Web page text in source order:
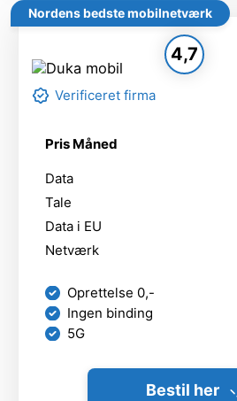
Nordens bedste mobilnetværk
4,7
Verificeret firma
Pris Måned
Data
Tale
Data i EU
Netværk
Oprettelse 0,-
Ingen binding
5G
Bestil her